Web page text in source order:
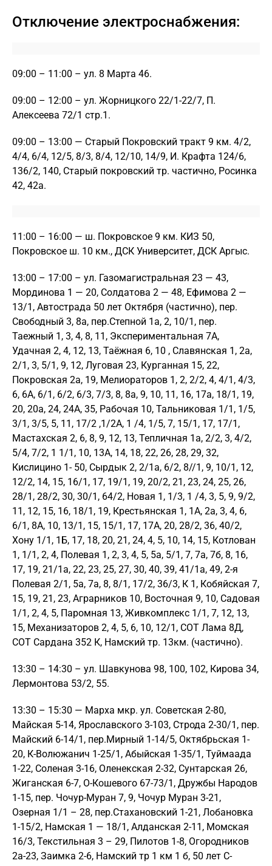
Отключение электроснабжения:
09:00 – 11:00 – ул. 8 Марта 46.
09:00 – 12:00 – ул. Жорницкого 22/1-22/7, П.
Алексеева 72/1 стр.1.
09:00 – 13:00 — Старый Покровский тракт 9 км. 4/2,
4/4, 6/4, 12/5, 8/3, 8/4, 12/10, 14/9, И. Крафта 124/6,
136/2, 140, Старый покровский тр. частично, Росинка
42, 42а.
11:00 – 16:00 — ш. Покровское 9 км. КИЗ 50,
Покровское ш. 10 км., ДСК Университет, ДСК Аргыс.
13:00 – 17:00 – ул. Газомагистральная 23 — 43,
Мординова 1 — 20, Солдатова 2 — 48, Ефимова 2 —
13/1, Автострада 50 лет Октября (частично), пер.
Свободный 3, 8а, пер.Степной 1а, 2, 10/1, пер.
Таежный 1, 3, 4, 8, 11, Экспериментальная 7А,
Удачная 2, 4, 12, 13, Таёжная 6, 10 , Славянская 1, 2а,
2/1, 3, 5/1, 9, 12, Луговая 23, Курганная 15, 22,
Покровская 2а, 19, Мелиораторов 1, 2, 2/2, 4, 4/1, 4/3,
6, 6А, 6/1, 6/2, 6/3, 7/3, 8, 8а, 9, 10, 11, 16, 17а, 18/1, 19,
20, 20а, 24, 24А, 35, Рабочая 10, Тальниковая 1/1, 1/5,
3/1, 3/5, 5, 11, 17/2 ,1/2А, 1 /4, 1/5, 7, 15/1, 17, 17/1,
Мастахская 2, 6, 8, 9, 12, 13, Тепличная 1а, 2/2, 3, 4/2,
5/4, 7/2, 1 1/1, 10, 13А, 14, 18, 22, 26, 28, 29, 32,
Кислицино 1- 50, Сырдык 2, 2/1а, 6/2, 8//1, 9, 10/1, 12,
12/2, 14, 15, 16/1, 17, 19/1, 19, 20/2, 21, 23, 24, 25, 26,
28/1, 28/2, 30, 30/1, 64/2, Новая 1, 1/3, 1 /4, 3, 5, 9, 9/2,
11, 12, 15, 16, 18/1, 19, Крестьянская 1, 1А, 2а, 3, 4, 6,
6/1, 8А, 10, 13/1, 15, 15/1, 17, 17А, 20, 28/2, 36, 40/2,
Хону 1/1, 1Б, 17, 18, 20, 21, 24, 4, 5, 10, 14, 15, Котлован
1, 1/1, 2, 4, Полевая 1, 2, 3, 4, 5, 5а, 5/1, 7, 7а, 7б, 8, 16,
17, 19, 21/1а, 22, 23, 25, 27, 30, 40, 39, 41/1а, 49, 2-я
Полевая 2/1, 5а, 7а, 8, 8/1, 17/2, 36/3, К 1, Кобяйская 7,
15, 19, 21, 23, Аграрников 10, Восточная 9, 10, Садовая
1/1, 2, 4, 5, Паромная 13, Живкомплекс 1/1, 7, 12, 13,
15, Механизаторов 2, 4, 5, 6, 10, 12/1, СОТ Лама 8Д,
СОТ Сардана 352 К, Намский тр. 13км. (частично).
13:30 – 14:30 – ул. Шавкунова 98, 100, 102, Кирова 34,
Лермонтова 53/2, 55.
13:30 – 15:30 — Марха мкр. ул. Советская 2-80,
Майская 5-14, Ярославского 3-103, Строда 2-30/1, пер.
Майский 6-14/1, пер.Мирный 1-14/5, Октябрьская 1-
20, К-Волюжанич 1-25/1, Абыйская 1-35/1, Туймаада
1-22, Соленая 3-16, Оленекская 2-32, Сунтарская 26,
Жиганская 6-7, О-Кошевого 67-73/1, Дружбы Народов
1-15, пер. Чочур-Муран 7, 9, Чочур Муран 3-21,
Озерная 1/1 – 28, пер.Стахановский 1-21, Лобановка
1-15/2, Намская 1 — 18/1, Алданская 2-11, Момская
16/3, Текстильная 3 – 29, Пилотов 1-8, Огородников
2а-23, Заимка 2-6, Намский тр 1 км 1 б, 50 лет С-